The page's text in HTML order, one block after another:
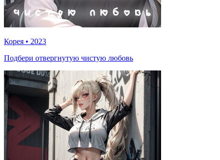
Корея • 2023
Подбери отвергнутую чистую любовь